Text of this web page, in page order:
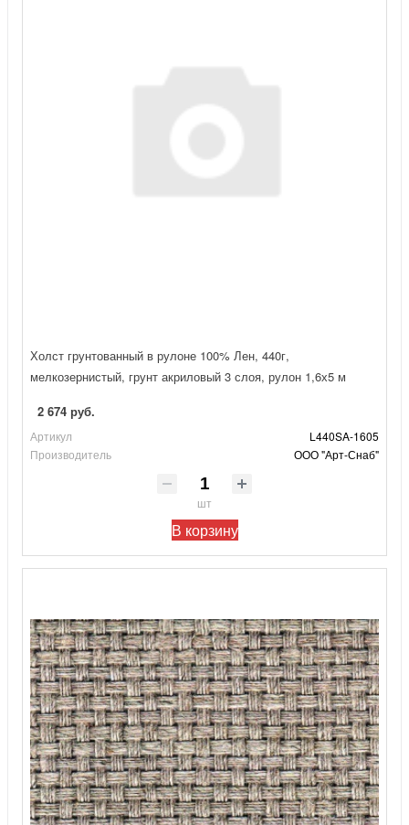
Холст грунтованный в рулоне 100% Лен, 440г,
мелкозернистый, грунт акриловый 3 слоя, рулон 1,6х5 м
2 674 руб.
Артикул
L440SA-1605
Производитель
ООО "Арт-Снаб"
шт
В корзину